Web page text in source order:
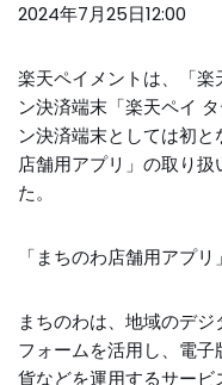
2024年7月25日12:00
楽天ペイメントは、「
ン決済端末「楽天ペイ
ン決済端末としては初
店舗用アプリ」の取り
た。
「まちのわ店舗用アプリ
まちのわは、地域のデ
フォームを活用し、電
貨などを運用するサー